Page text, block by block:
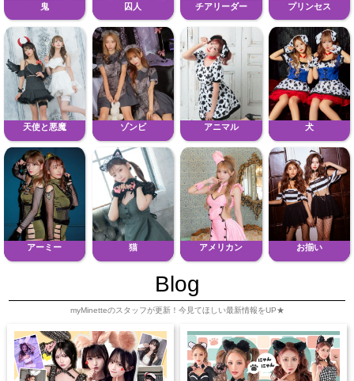
鬼 囚人 チアリーダー プリンセス
天使と悪魔 ゾンビ アニマル 犬
アーミー 猫 アメリカン お揃い
Blog
myMinetteのスタッフが更新！今見てほしい最新情報をUP★